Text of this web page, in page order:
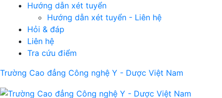
Hướng dẫn xét tuyển
Hướng dẫn xét tuyển - Liên hệ
Hỏi & đáp
Liên hệ
Tra cứu điểm
Trường Cao đẳng Công nghệ Y - Dược Việt Nam